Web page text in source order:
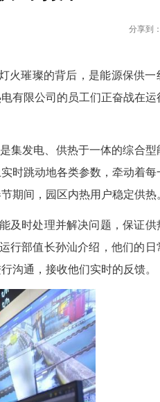
电春节保供“
节，万家团圆，灯火
国能长源荆州热电有
城区仅7公里，是集发
繁忙。大屏幕上实时
准调度，确保春节期
时候，我们要能及时
州热电有限公司运行
时跟用户之间进行沟